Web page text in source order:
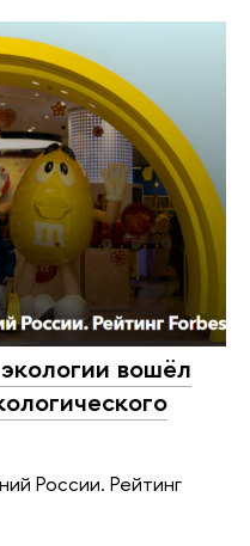
вошёл
России. Рейтинг